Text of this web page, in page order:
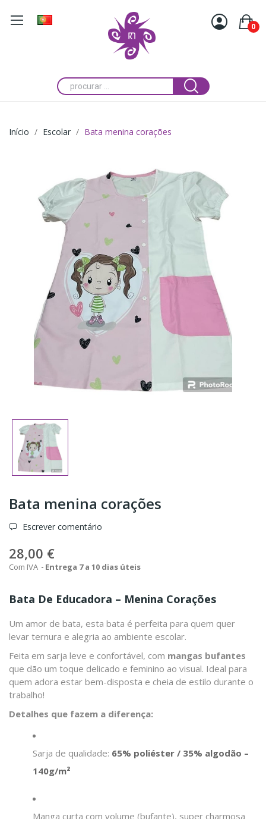
0
Início Escolar Bata menina corações
Bata menina corações
Escrever comentário
28,00 €
Com IVA Entrega 7 a 10 dias úteis
Bata De Educadora – Menina Corações
Um amor de bata, esta bata é perfeita para quem quer
levar ternura e alegria ao ambiente escolar.
Feita em sarja leve e confortável, com mangas bufantes
que dão um toque delicado e feminino ao visual. Ideal para
quem adora estar bem-disposta e cheia de estilo durante o
trabalho!
Detalhes que fazem a diferença:
Sarja de qualidade: 65% poliéster / 35% algodão –
140g/m²
Manga curta com volume (bufante), super charmosa